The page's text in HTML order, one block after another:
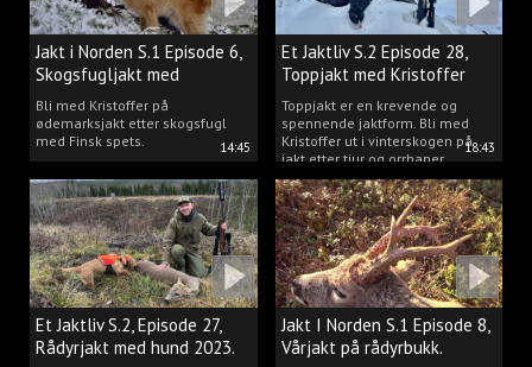
14:45
Jakt i Norden S.1 Episode 6,
Skogsfugljakt med
spetshund.
Bli med Kristoffer på
ødemarksjakt etter skogsfugl
med Finsk spets.
18:43
Et Jaktliv S.2 Episode 28,
Toppjakt med Kristoffer
Clausen
Toppjakt er en krevende og
spennende jaktform. Bli med
Kristoffer ut i vinterskogen på
jakt etter tiur og orrhaner.
Et Jaktliv S.2, Episode 27,
Rådyrjakt med hund 2023.
Jakt I Norden S.1 Episode 8,
Vårjakt på rådyrbukk.